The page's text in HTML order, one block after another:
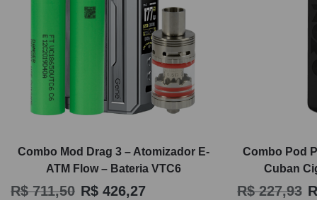
Combo Mod Drag 3 – Atomizador E-
ATM Flow – Bateria VTC6
R$711,50 R$ 426,27
Combo Pod
Cuban
R$227,93